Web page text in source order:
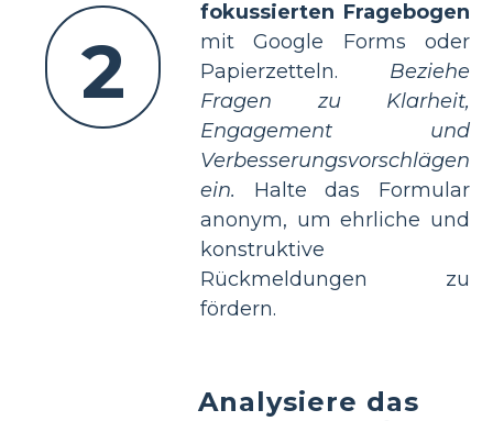
2
fokussierten Fragebogen
mit Google Forms oder
Papierzetteln. Beziehe
Fragen zu Klarheit,
Engagement und
Verbesserungsvorschlägen
ein. Halte das Formular
anonym, um ehrliche und
konstruktive
Rückmeldungen zu
fördern.
Analysiere das